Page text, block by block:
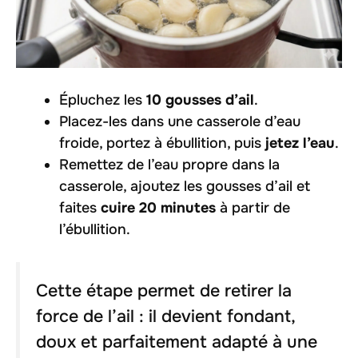
Épluchez les 10 gousses d’ail.
Placez-les dans une casserole d’eau
froide, portez à ébullition, puis jetez l’eau.
Remettez de l’eau propre dans la
casserole, ajoutez les gousses d’ail et
faites cuire 20 minutes à partir de
l’ébullition.
Cette étape permet de retirer la
force de l’ail : il devient fondant,
doux et parfaitement adapté à une